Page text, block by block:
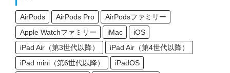
AirPods AirPods Pro
AirPodsファミリー
Apple Watchファミリー
iMac
iOS
iPad Air（第3世代以降）
iPad Air（第4世代以降）
iPad mini（第6世代以降）
iPadOS